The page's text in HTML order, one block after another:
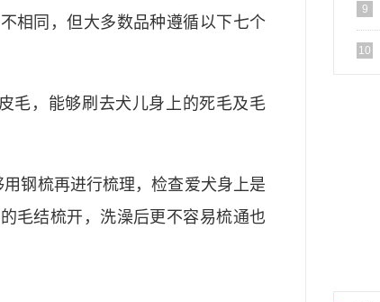
相同，但大多数品种遵循以下七个
毛，能够刷去犬儿身上的死毛及毛
钢梳再进行梳理，检查爱犬身上是
毛结梳开，洗澡后更不容易梳通也
9
10